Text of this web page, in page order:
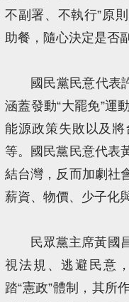
不副署、不執行”原
助餐，隨心決定是否
國民黨民意代表
涵蓋發動“大罷免”運
能源政策失敗以及
等。國民黨民意代表
結台灣，反而加劇社
薪資、物價、少子化
民眾黨主席黃國
視法規、逃避民意
踏“憲政”體制，其所